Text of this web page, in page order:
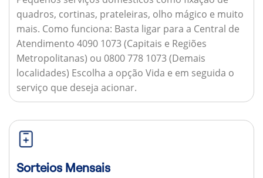
quadros, cortinas, prateleiras, olho mágico e muito
mais. Como funciona: Basta ligar para a Central de
Atendimento 4090 1073 (Capitais e Regiões
Metropolitanas) ou 0800 778 1073 (Demais
localidades) Escolha a opção Vida e em seguida o
serviço que deseja acionar.
Sorteios Mensais